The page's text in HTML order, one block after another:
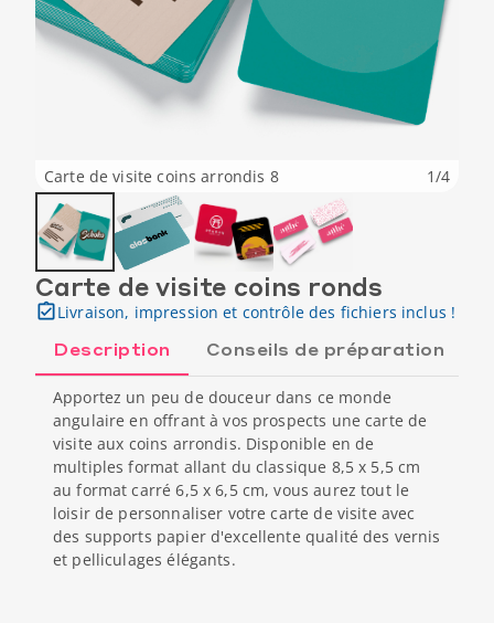
Carte de visite coins arrondis 8 1/4
Carte de visite coins ronds
Livraison, impression et contrôle des fichiers inclus !
Description Conseils de préparation
Apportez un peu de douceur dans ce monde
angulaire en offrant à vos prospects une carte de
visite aux coins arrondis. Disponible en de
multiples format allant du classique 8,5 x 5,5 cm
au format carré 6,5 x 6,5 cm, vous aurez tout le
loisir de personnaliser votre carte de visite avec
des supports papier d'excellente qualité des vernis
et pelliculages élégants.